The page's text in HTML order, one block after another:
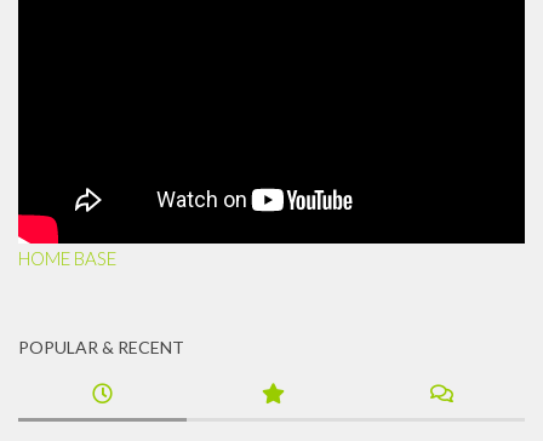
HOME BASE
POPULAR & RECENT